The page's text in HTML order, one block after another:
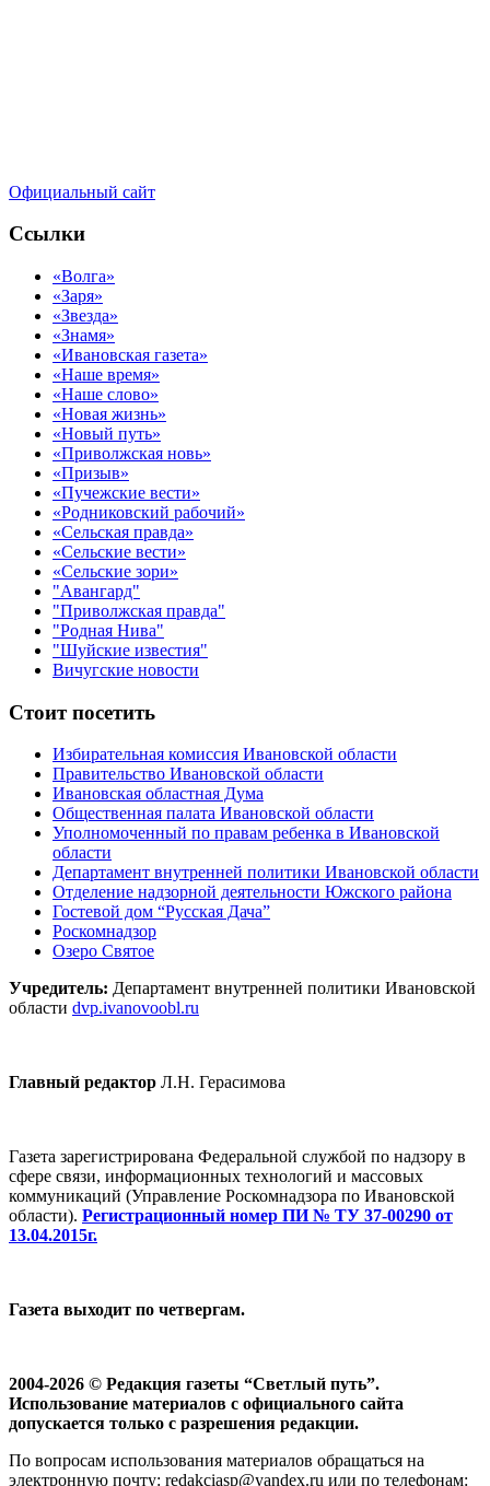
Официальный сайт
Ссылки
«Волга»
«Заря»
«Звезда»
«Знамя»
«Ивановская газета»
«Наше время»
«Наше слово»
«Новая жизнь»
«Новый путь»
«Приволжская новь»
«Призыв»
«Пучежские вести»
«Родниковский рабочий»
«Сельская правда»
«Сельские вести»
«Сельские зори»
"Авангард"
"Приволжская правда"
"Родная Нива"
"Шуйские известия"
Вичугские новости
Стоит посетить
Избирательная комиссия Ивановской области
Правительство Ивановской области
Ивановская областная Дума
Общественная палата Ивановской области
Уполномоченный по правам ребенка в Ивановской
области
Департамент внутренней политики Ивановской области
Отделение надзорной деятельности Южского района
Гостевой дом “Русская Дача”
Роскомнадзор
Озеро Святое
Учредитель: Департамент внутренней политики Ивановской
области dvp.ivanovoobl.ru
Главный редактор Л.Н. Герасимова
Газета зарегистрирована Федеральной службой по надзору в
сфере связи, информационных технологий и массовых
коммуникаций (Управление Роскомнадзора по Ивановской
области). Регистрационный номер ПИ № ТУ 37-00290 от
13.04.2015г.
Газета выходит по четвергам.
2004-2026 © Редакция газеты “Светлый путь”.
Использование материалов с официального сайта
допускается только с разрешения редакции.
По вопросам использования материалов обращаться на
электронную почту: redakciasp@yandex.ru или по телефонам: